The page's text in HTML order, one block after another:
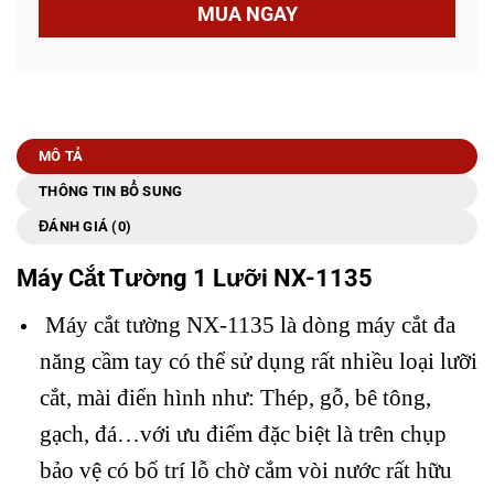
MUA NGAY
MÔ TẢ
THÔNG TIN BỔ SUNG
ĐÁNH GIÁ (0)
Máy Cắt Tường 1 Lưỡi NX-1135
Máy cắt tường NX-1135 là dòng máy cắt đa
năng cầm tay có thể sử dụng rất nhiều loại lưỡi
cắt, mài điển hình như: Thép, gỗ, bê tông,
gạch, đá…với ưu điểm đặc biệt là trên chụp
bảo vệ có bố trí lỗ chờ cắm vòi nước rất hữu